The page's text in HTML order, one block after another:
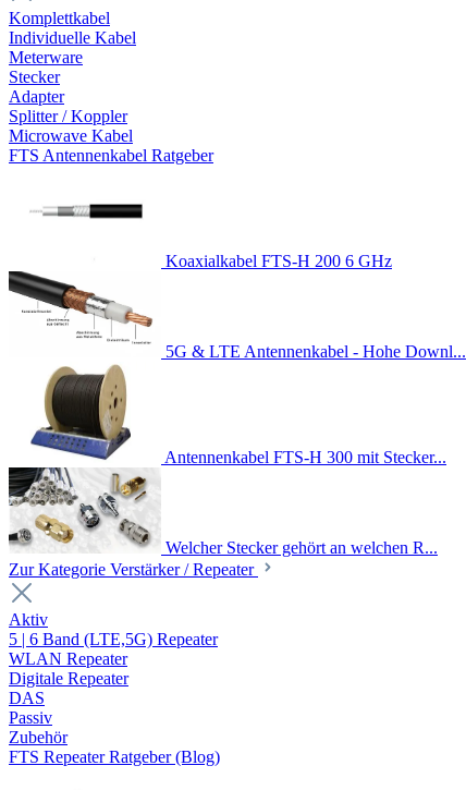
Komplettkabel
Individuelle Kabel
Meterware
Stecker
Adapter
Splitter / Koppler
Microwave Kabel
FTS Antennenkabel Ratgeber
Koaxialkabel FTS-H 200 6 GHz
5G & LTE Antennenkabel - Hohe Downl...
Antennenkabel FTS-H 300 mit Stecker...
Welcher Stecker gehört an welchen R...
Zur Kategorie Verstärker / Repeater
Aktiv
5 | 6 Band (LTE,5G) Repeater
WLAN Repeater
Digitale Repeater
DAS
Passiv
Zubehör
FTS Repeater Ratgeber (Blog)